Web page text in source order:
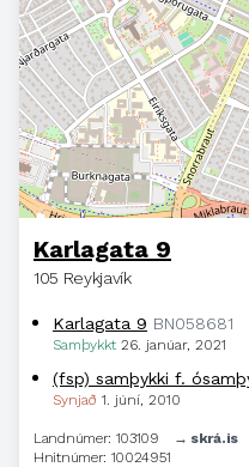
Karlagata 9
105 Reykjavík
Karlagata 9 BN058681
Samþykkt 26. janúar, 2021
(fsp) samþykki f.
Synjað 1. júní, 2010
Landnúmer: 103109
→ skrá.is
Hnitnúmer: 10024951